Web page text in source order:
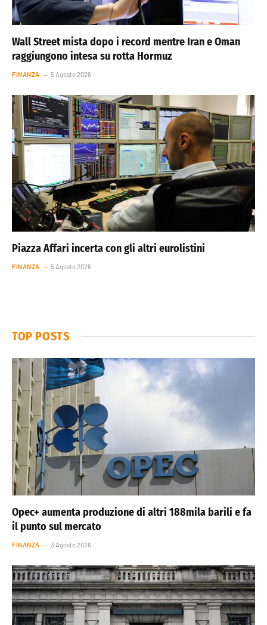
Wall Street mista dopo i record mentre Iran e Oman
raggiungono intesa su rotta Hormuz
FINANZA 5 Agosto 2026
Piazza Affari incerta con gli altri eurolistini
FINANZA 5 Agosto 2026
TOP POSTS
Opec+ aumenta produzione di altri 188mila barili e fa
il punto sul mercato
FINANZA 3 Agosto 2026